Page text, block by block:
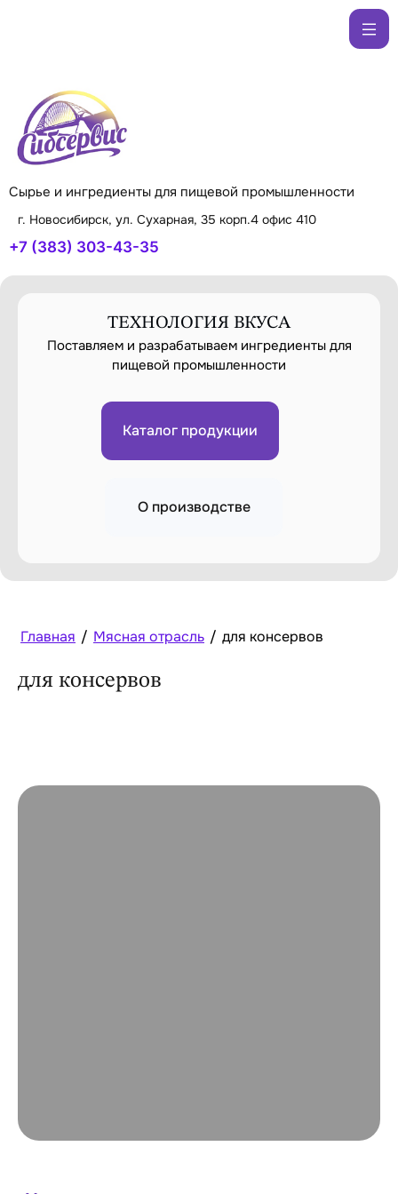
Сырье и ингредиенты для пищевой промышленности
г. Новосибирск, ул. Сухарная, 35 корп.4 офис 410
+7 (383) 303-43-35
ТЕХНОЛОГИЯ ВКУСА
Поставляем и разрабатываем ингредиенты для
пищевой промышленности
Каталог продукции
О производстве
Главная / Мясная отрасль / для консервов
для консервов